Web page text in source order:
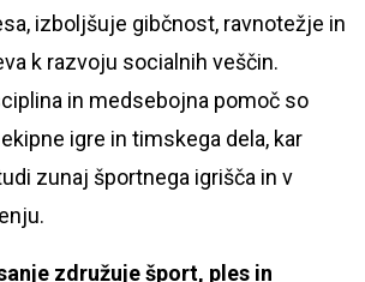
izboljšuje gibčnost, ravnotežje in
k razvoju socialnih veščin.
in medsebojna pomoč so
igre in timskega dela, kar
zunaj športnega igrišča in v
združuje šport, ples in